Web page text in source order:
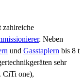
zahlreiche
. Neben
und Gasstaplern bis 8 t
sehr
CiTi one),